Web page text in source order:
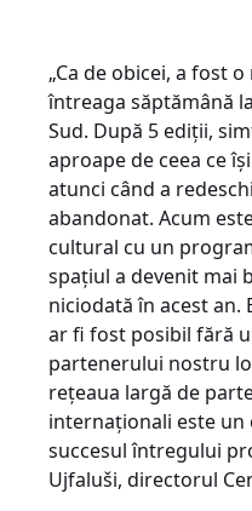
„Ca de obicei, a fost
întreaga săptămână
Sud. După 5 ediții,
aproape de ceea ce
atunci când a
abandonat. Acum
cultural cu un
spațiul a devenit mai
niciodată în acest an.
ar fi fost posibil fără
partenerului nostru
rețeaua largă de
internaționali este
succesul întregului
Ujfaluši, directorul